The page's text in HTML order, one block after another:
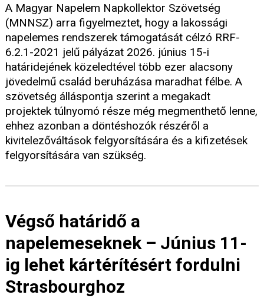
A Magyar Napelem Napkollektor Szövetség
(MNNSZ) arra figyelmeztet, hogy a lakossági
napelemes rendszerek támogatását célzó RRF-
6.2.1-2021 jelű pályázat 2026. június 15-i
határidejének közeledtével több ezer alacsony
jövedelmű család beruházása maradhat félbe. A
szövetség álláspontja szerint a megakadt
projektek túlnyomó része még megmenthető lenne,
ehhez azonban a döntéshozók részéről a
kivitelezőváltások felgyorsítására és a kifizetések
felgyorsítására van szükség.
Végső határidő a
napelemeseknek – Június 11-
ig lehet kártérítésért fordulni
Strasbourghoz